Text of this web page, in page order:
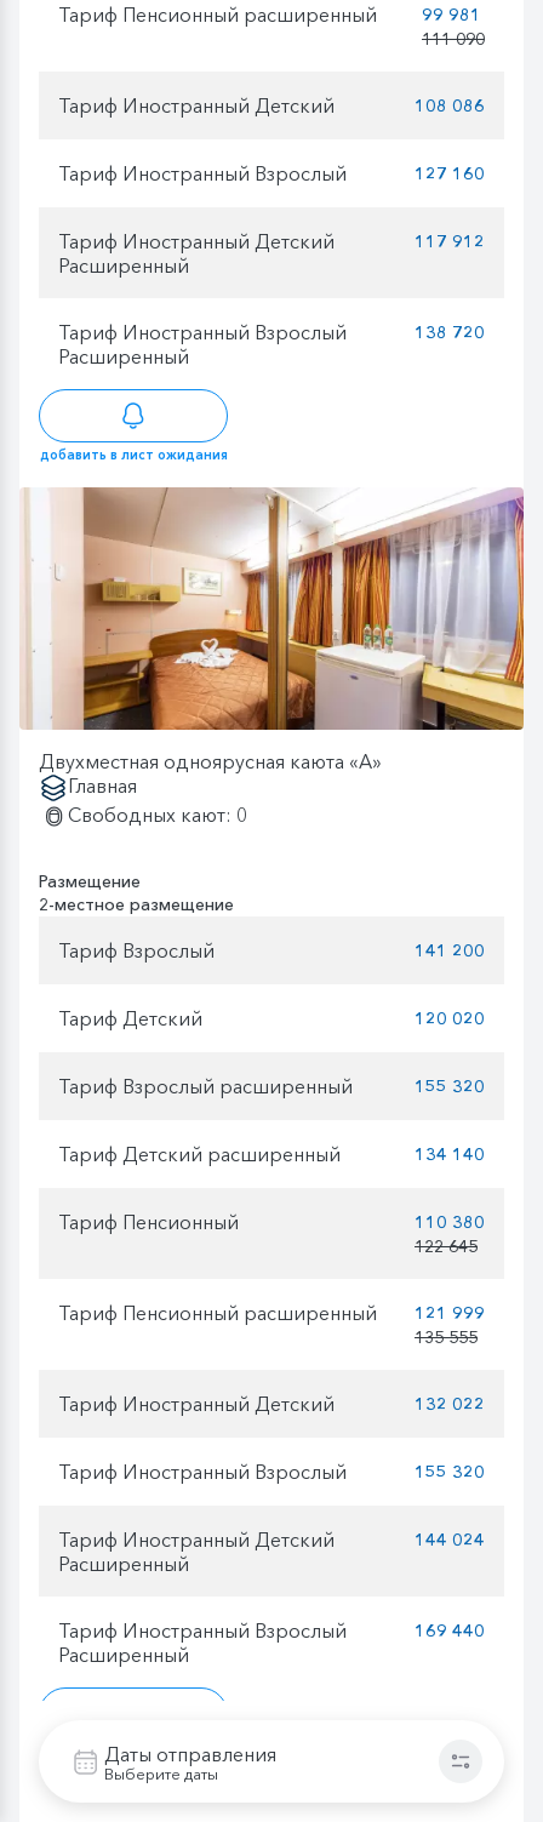
Даты отправления
Выберите даты
Тариф Пенсионный расширенный
99 981
111 090
Тариф Иностранный Детский 108 086
Тариф Иностранный Взрослый 127 160
Тариф Иностранный Детский
Расширенный
117 912
Тариф Иностранный Взрослый
Расширенный
138 720
добавить в лист ожидания
Двухместная одноярусная каюта «А»
Главная
Свободных кают: 0
Размещение
2-местное размещение
Тариф Взрослый 141 200
Тариф Детский 120 020
Тариф Взрослый расширенный 155 320
Тариф Детский расширенный 134 140
Тариф Пенсионный
110 380
122 645
Тариф Пенсионный расширенный
121 999
135 555
Тариф Иностранный Детский 132 022
Тариф Иностранный Взрослый 155 320
Тариф Иностранный Детский
Расширенный
144 024
Тариф Иностранный Взрослый
Расширенный
169 440
добавить в лист ожидания